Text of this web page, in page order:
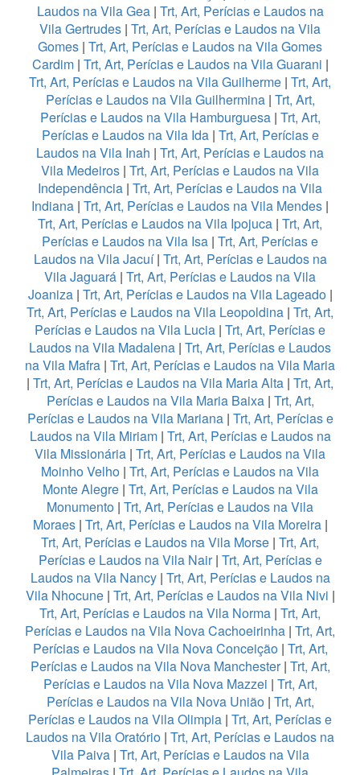
Laudos na Vila Gea| Trt, Art, Perícias e Laudos na
Vila Gertrudes | Trt, Art, Perícias e Laudos na Vila
Gomes | Trt, Art, Perícias e Laudos na Vila Gomes
Cardim| Trt, Art, Perícias e Laudos na Vila Guarani |
Trt, Art, Perícias e Laudos na Vila Guilherme | Trt, Art,
Perícias e Laudos na Vila Guilhermina| Trt, Art,
Perícias e Laudos na Vila Hamburguesa| Trt, Art,
Perícias e Laudos na Vila Ida| Trt, Art, Perícias e
Laudos na Vila Inah | Trt, Art, Perícias e Laudos na
Vila Medeiros | Trt, Art, Perícias e Laudos na Vila
Independência | Trt, Art, Perícias e Laudos na Vila
Indiana | Trt, Art, Perícias e Laudos na Vila Mendes |
Trt, Art, Perícias e Laudos na Vila Ipojuca | Trt, Art,
Perícias e Laudos na Vila Isa | Trt, Art, Perícias e
Laudos na Vila Jacuí| Trt, Art, Perícias e Laudos na
Vila Jaguará | Trt, Art, Perícias e Laudos na Vila
Joaniza| Trt, Art, Perícias e Laudos na Vila Lageado|
Trt, Art, Perícias e Laudos na Vila Leopoldina | Trt, Art,
Perícias e Laudos na Vila Lucia | Trt, Art, Perícias e
Laudos na Vila Madalena | Trt, Art, Perícias e Laudos
na Vila Mafra | Trt, Art, Perícias e Laudos na Vila Maria
| Trt, Art, Perícias e Laudos na Vila Maria Alta | Trt, Art,
Perícias e Laudos na Vila Maria Baixa| Trt, Art,
Perícias e Laudos na Vila Mariana| Trt, Art, Perícias e
Laudos na Vila Miriam| Trt, Art, Perícias e Laudos na
Vila Missionária | Trt, Art, Perícias e Laudos na Vila
Moinho Velho | Trt, Art, Perícias e Laudos na Vila
Monte Alegre| Trt, Art, Perícias e Laudos na Vila
Monumento | Trt, Art, Perícias e Laudos na Vila
Moraes| Trt, Art, Perícias e Laudos na Vila Moreira|
Trt, Art, Perícias e Laudos na Vila Morse | Trt, Art,
Perícias e Laudos na Vila Nair| Trt, Art, Perícias e
Laudos na Vila Nancy| Trt, Art, Perícias e Laudos na
Vila Nhocune| Trt, Art, Perícias e Laudos na Vila Nivi |
Trt, Art, Perícias e Laudos na Vila Norma | Trt, Art,
Perícias e Laudos na Vila Nova Cachoeirinha | Trt, Art,
Perícias e Laudos na Vila Nova Conceição| Trt, Art,
Perícias e Laudos na Vila Nova Manchester| Trt, Art,
Perícias e Laudos na Vila Nova Mazzei | Trt, Art,
Perícias e Laudos na Vila Nova União| Trt, Art,
Perícias e Laudos na Vila Olimpia | Trt, Art, Perícias e
Laudos na Vila Oratório | Trt, Art, Perícias e Laudos na
Vila Paiva| Trt, Art, Perícias e Laudos na Vila